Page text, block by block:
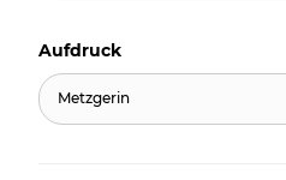
Aufdruck
Metzgerin